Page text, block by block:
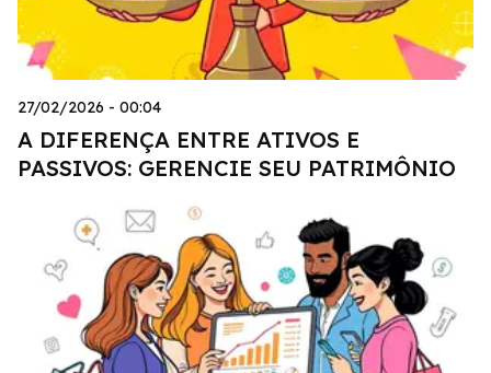
27/02/2026 - 00:04
A DIFERENÇA ENTRE ATIVOS E
PASSIVOS: GERENCIE SEU PATRIMÔNIO